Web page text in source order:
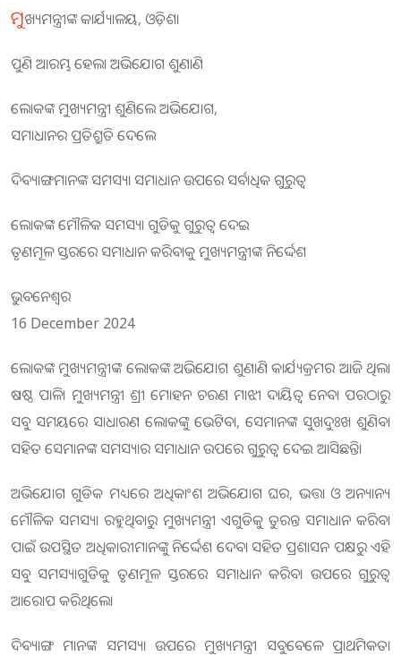
ମୁଖ୍ୟମନ୍ତ୍ରୀଙ୍କ କାର୍ଯ୍ୟାଳୟ, ଓଡ଼ିଶା
ପୁଣି ଆରମ୍ଭ ହେଲା ଅଭିଯୋଗ ଶୁଣାଣି
ଲୋକଙ୍କ ମୁଖ୍ୟମନ୍ତ୍ରୀ ଶୁଣିଲେ ଅଭିଯୋଗ,
ସମାଧାନର ପ୍ରତିଶ୍ରୁତି ଦେଲେ
ଦିବ୍ୟାଙ୍ଗମାନଙ୍କ ସମସ୍ୟା ସମାଧାନ ଉପରେ ସର୍ବାଧିକ ଗୁରୁତ୍ୱ
ଲୋକଙ୍କ ମୌଳିକ ସମସ୍ୟା ଗୁଡିକୁ ଗୁରୁତ୍ୱ ଦେଇ
ତୃଣମୂଳ ସ୍ତରରେ ସମାଧାନ କରିବାକୁ ମୁଖ୍ୟମନ୍ତ୍ରୀଙ୍କ ନିର୍ଦ୍ଦେଶ
ଭୁବନେଶ୍ଵର
16 December 2024
ଲୋକଙ୍କ ମୁଖ୍ୟମନ୍ତ୍ରୀଙ୍କ ଲୋକଙ୍କ ଅଭିଯୋଗ ଶୁଣାଣି କାର୍ଯ୍ୟକ୍ରମର ଆଜି ଥିଲା
ଷଷ୍ଠ ପାଳି। ମୁଖ୍ୟମନ୍ତ୍ରୀ ଶ୍ରୀ ମୋହନ ଚରଣ ମାଝୀ ଦାୟିତ୍ୱ ନେବା ପରଠାରୁ
ସବୁ ସମୟରେ ସାଧାରଣ ଲୋକଙ୍କୁ ଭେଟିବା, ସେମାନଙ୍କ ସୁଖଦୁଃଖ ଶୁଣିବା
ସହିତ ସେମାନଙ୍କ ସମସ୍ୟାର ସମାଧାନ ଉପରେ ଗୁରୁତ୍ୱ ଦେଇ ଆସିଛନ୍ତି।
ଅଭିଯୋଗ ଗୁଡିକ ମଧ୍ୟରେ ଅଧିକାଂଶ ଅଭିଯୋଗ ଘର, ଭତ୍ତା ଓ ଅନ୍ୟାନ୍ୟ
ମୌଳିକ ସମସ୍ୟା ରହୁଥିବାରୁ ମୁଖ୍ୟମନ୍ତ୍ରୀ ଏଗୁଡିକୁ ତୁରନ୍ତ ସମାଧାନ କରିବା
ପାଇଁ ଉପସ୍ଥିତ ଅଧିକାରୀମାନଙ୍କୁ ନିର୍ଦ୍ଦେଶ ଦେବା ସହିତ ପ୍ରଶାସନ ପକ୍ଷରୁ ଏହି
ସବୁ ସମସ୍ୟାଗୁଡିକୁ ତୃଣମୂଳ ସ୍ତରରେ ସମାଧାନ କରିବା ଉପରେ ଗୁରୁତ୍ୱ
ଆରୋପ କରିଥିଲେ।
ଦିବ୍ୟାଙ୍ଗ ମାନଙ୍କ ସମସ୍ୟା ଉପରେ ମୁଖ୍ୟମନ୍ତ୍ରୀ ସବୁବେଳେ ପ୍ରାଥମିକତା